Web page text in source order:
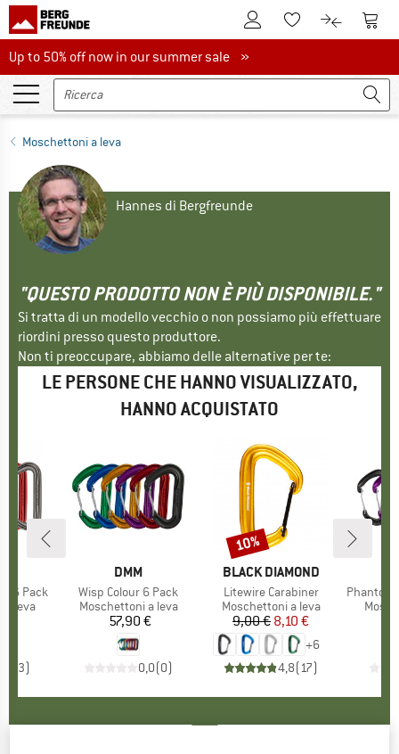
Al conto clienteAlla lista
Al Al
Up to 50% off now in our summer sale
Up to 50% off now in our summer sale »
Moschettoni a leva
Hannes di Bergfreunde
"QUESTO PRODOTTO NON È PIÙ DISPONIBILE."
Si tratta di un modello vecchio o non possiamo più effettuare
riordini presso questo produttore.
Non ti preoccupare, abbiamo delle alternative per te:
LE PERSONE CHE HANNO VISUALIZZATO,
HANNO ACQUISTATO
6 Pack
a leva
3)
MARCHIO
DMM
Articolo
Wisp Colour 6 Pack
Gruppo di prodotti
Moschettoni a leva
Prezzo
57,90 €
0,0(0)
MARCHIO
BLACK DIAMOND
Articolo
Litewire Carabiner
Gruppo di prodotti
Moschettoni a leva
Prezzo
9,00 €Prezzo ridotto
8,10 €
+6
4,8(17)
Sconto
10%
Articolo
Phantom